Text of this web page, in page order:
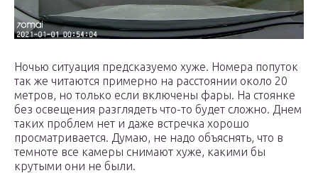
Ночью ситуация предсказуемо хуже. Номера попуток
так же читаются примерно на расстоянии около 20
метров, но только если включены фары. На стоянке
без освещения разглядеть что-то будет сложно. Днем
таких проблем нет и даже встречка хорошо
просматривается. Думаю, не надо объяснять, что в
темноте все камеры снимают хуже, какими бы
крутыми они не были.